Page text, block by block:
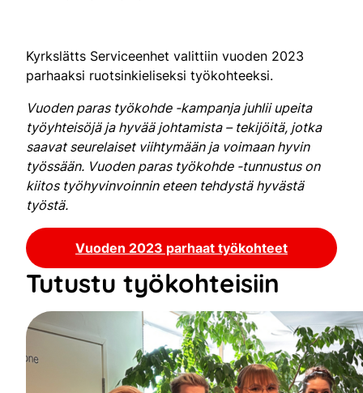
Kyrkslätts Serviceenhet valittiin vuoden 2023
parhaaksi ruotsinkieliseksi työkohteeksi.
Vuoden paras työkohde -kampanja juhlii upeita
työyhteisöjä ja hyvää johtamista – tekijöitä, jotka
saavat seurelaiset viihtymään ja voimaan hyvin
työssään. Vuoden paras työkohde -tunnustus on
kiitos työhyvinvoinnin eteen tehdystä hyvästä
työstä.
Vuoden 2023 parhaat työkohteet
Tutustu työkohteisiin